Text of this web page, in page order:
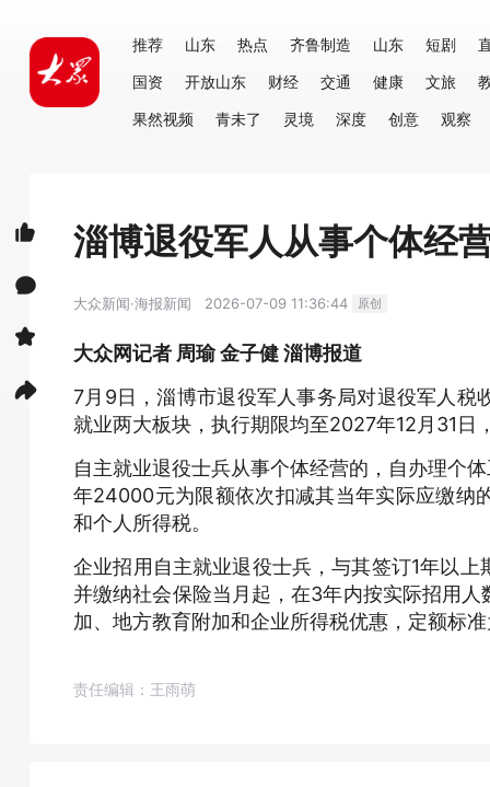
推荐 山东 热点 齐鲁制造 山东 短剧
国资
开放山东 财经 交通 健康 文旅
果然视频
青未了 灵境 深度 创意 观察
淄博退役军人从事个体经
大众新闻·海报新闻 2026-07-09 11:36:44 原创
大众网记者 周瑜 金子健 淄博报道
7月9日，淄博市退役军人事务局对退役军人税
就业两大板块，执行期限均至2027年12月31日
自主就业退役士兵从事个体经营的，自办理个
年24000元为限额依次扣减其当年实际应缴纳
和个人所得税。
企业招用自主就业退役士兵，与其签订1年以
并缴纳社会保险当月起，在3年内按实际招用
加、地方教育附加和企业所得税优惠，定额标
责任编辑：王雨萌